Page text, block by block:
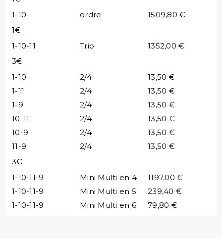
1-10
ordre
1509,80 €
1€
1-10-11
Trio
1352,00 €
3€
1-10
2/4
13,50 €
1-11
2/4
13,50 €
1-9
2/4
13,50 €
10-11
2/4
13,50 €
10-9
2/4
13,50 €
11-9
2/4
13,50 €
3€
1-10-11-9
Mini Multi en 4
1197,00 €
1-10-11-9
Mini Multi en 5
239,40 €
1-10-11-9
Mini Multi en 6 79,80 €